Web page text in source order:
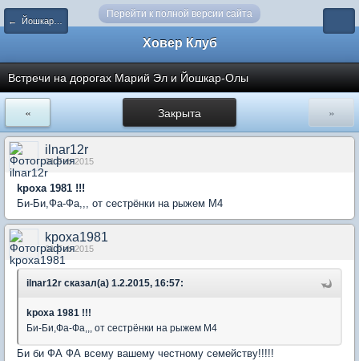
Перейти к полной версии сайта
← Йошкар-Ола и Марий Эл
Ховер Клуб
Встречи на дорогах Марий Эл и Йошкар-Олы
Закрыта
« »
ilnar12r
01 Feb 2015
kроха 1981 !!!
Би-Би,Фа-Фа,,, от сестрёнки на рыжем М4
kpoxa1981
01 Feb 2015
ilnar12r сказал(а) 1.2.2015, 16:57:
kроха 1981 !!!
Би-Би,Фа-Фа,,, от сестрёнки на рыжем М4
Би би ФА ФА всему вашему честному семейству!!!!!